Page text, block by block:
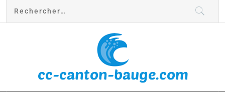
cc canton bauge